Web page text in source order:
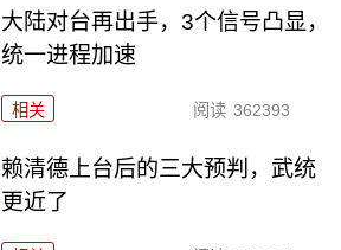
大陆对台再出手，3个信号凸显，
统一进程加速
相关 阅读 362393
赖清德上台后的三大预判，武统
更近了